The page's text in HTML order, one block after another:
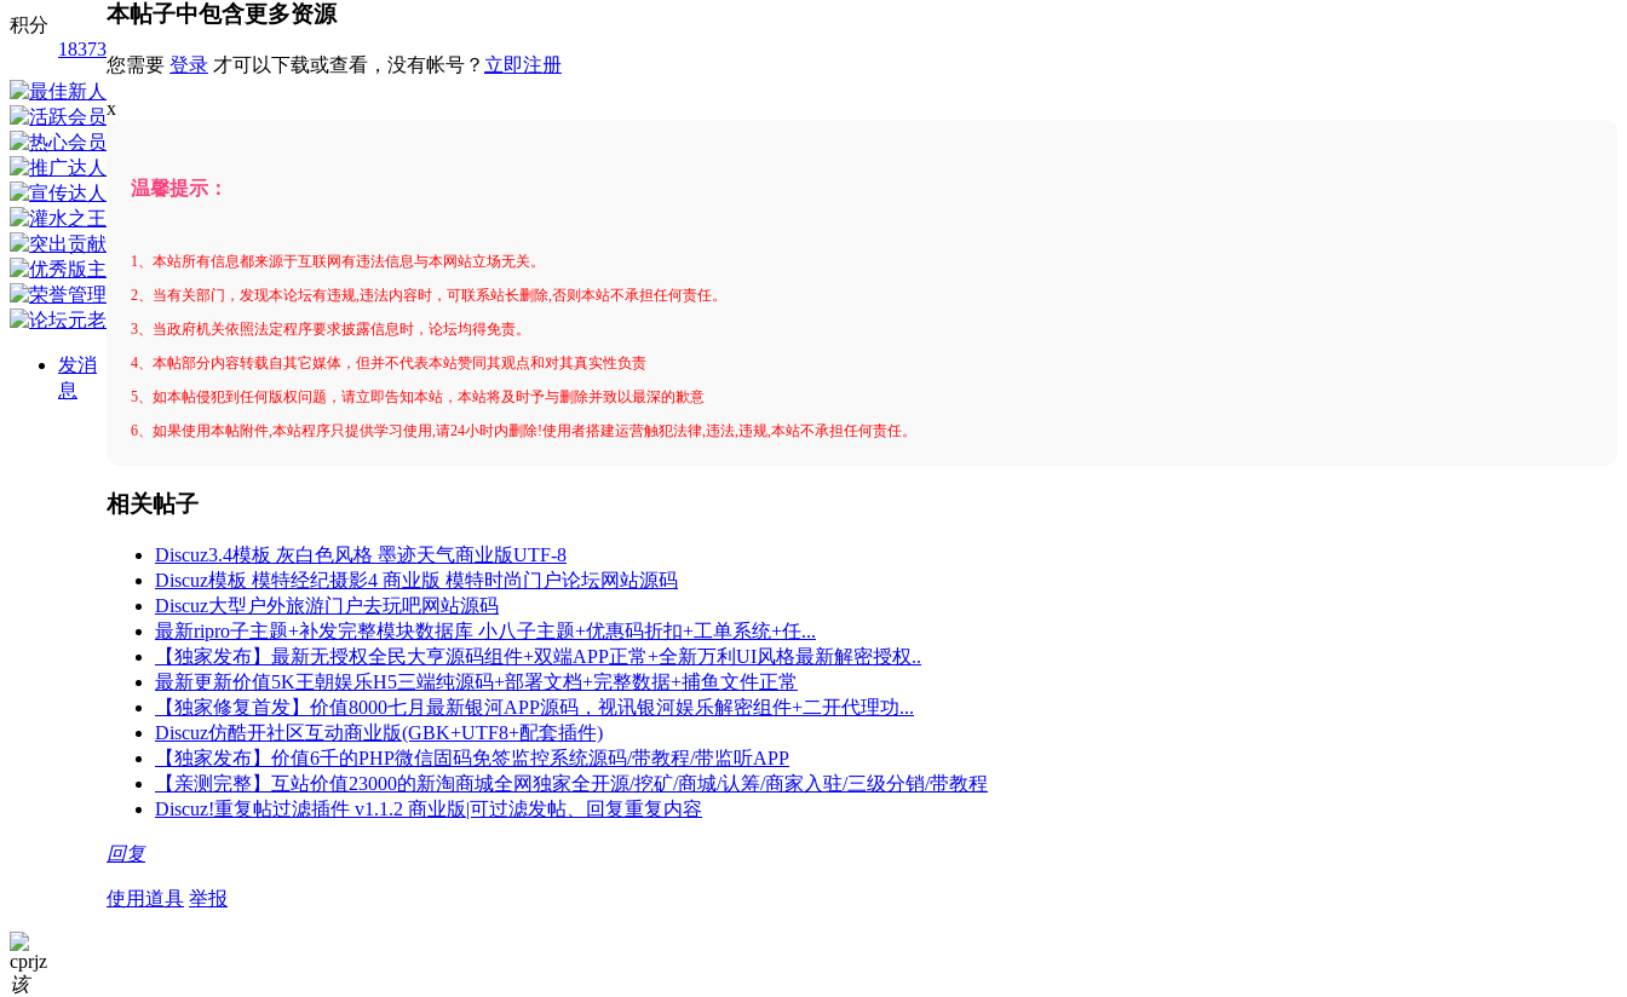
积分
18373
发消
息
本帖子中包含更多资源
您需要 登录 才可以下载或查看，没有帐号？ 立即注册
x
温馨提示：
1、本站所有信息都来源于互联网有违法信息与本网站立场无关。
2、当有关部门，发现本论坛有违规,违法内容时，可联系站长删除,否则本站不承担任何责任。
3、当政府机关依照法定程序要求披露信息时，论坛均得免责。
4、本帖部分内容转载自其它媒体，但并不代表本站赞同其观点和对其真实性负责
5、如本帖侵犯到任何版权问题，请立即告知本站，本站将及时予与删除并致以最深的歉意
6、如果使用本帖附件,本站程序只提供学习使用,请24小时内删除!使用者搭建运营触犯法律,违法,违规,本站不承担任何责任。
相关帖子
Discuz3.4模板 灰白色风格 墨迹天气商业版UTF-8
Discuz模板 模特经纪摄影4 商业版 模特时尚门户论坛网站源码
Discuz大型户外旅游门户去玩吧网站源码
最新ripro子主题+补发完整模块数据库 小八子主题+优惠码折扣+工单系统+任...
【独家发布】最新无授权全民大亨源码组件+双端APP正常+全新万利UI风格最新解密授权..
最新更新价值5K王朝娱乐H5三端纯源码+部署文档+完整数据+捕鱼文件正常
【独家修复首发】价值8000七月最新银河APP源码，视讯银河娱乐解密组件+二开代理功...
Discuz仿酷开社区互动商业版(GBK+UTF8+配套插件)
【独家发布】价值6千的PHP微信固码免签监控系统源码/带教程/带监听APP
【亲测完整】互站价值23000的新淘商城全网独家全开源/挖矿/商城/认筹/商家入驻/三级分销/带教程
Discuz!重复帖过滤插件 v1.1.2 商业版|可过滤发帖、回复重复内容
回复
使用道具 举报
cprjz
该